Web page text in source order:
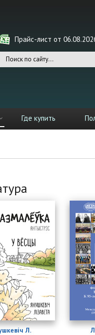
Прайс-лист от
поиска
Где купить
Л.